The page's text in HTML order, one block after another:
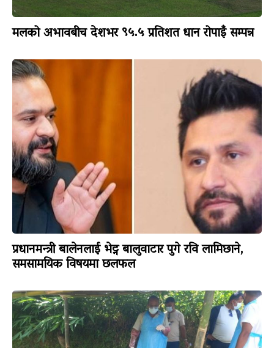
मलको अभावबीच देशभर ९५.५ प्रतिशत धान रोपाइँ सम्पन्न
प्रधानमन्त्री बालेनलाई भेट्न बालुवाटार पुगे रवि लामिछाने,
समसामयिक विषयमा छलफल